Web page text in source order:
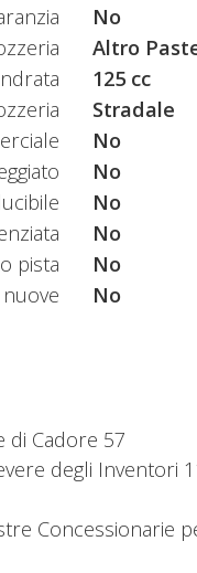
No
Altro
125 cc
Stradale
No
No
No
No
pista
No
No
di Cadore 57
degli Inventori
Concessionarie